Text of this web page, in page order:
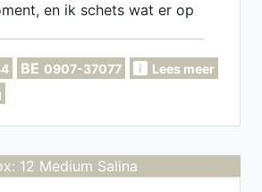
en ik schets wat er op
de onuitgesproken thema's
nabije omgeving mee.
Helderhorend,
Zakelijke
BE 0907-37077
Lees meer
12 Medium Salina